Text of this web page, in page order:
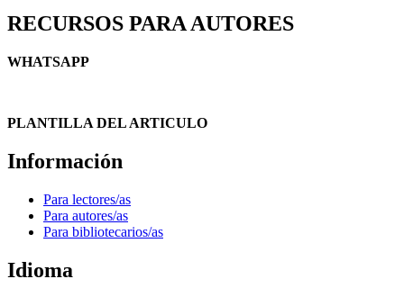
RECURSOS PARA AUTORES
WHATSAPP
PLANTILLA DEL ARTICULO
Información
Para lectores/as
Para autores/as
Para bibliotecarios/as
Idioma